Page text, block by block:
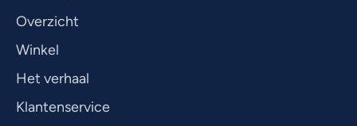
Overzicht
Winkel
Het verhaal
Klantenservice